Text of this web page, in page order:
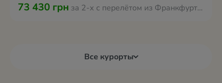
73 430 грн за 2-х с перелётом из Франкфурта-на-Майне
Все курорты